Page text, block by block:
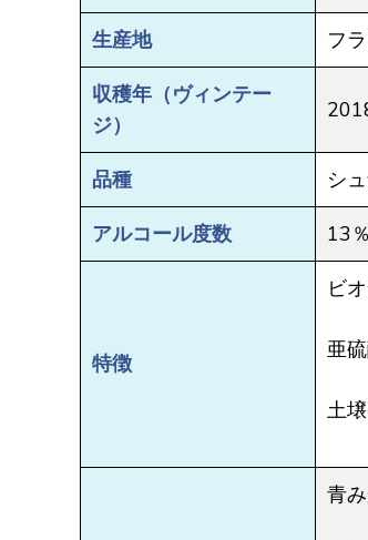
生産地 フ
収穫年（ヴィンテー
ジ）
品種 シ
アルコール度数 13％
特徴
ビ
亜
土
青